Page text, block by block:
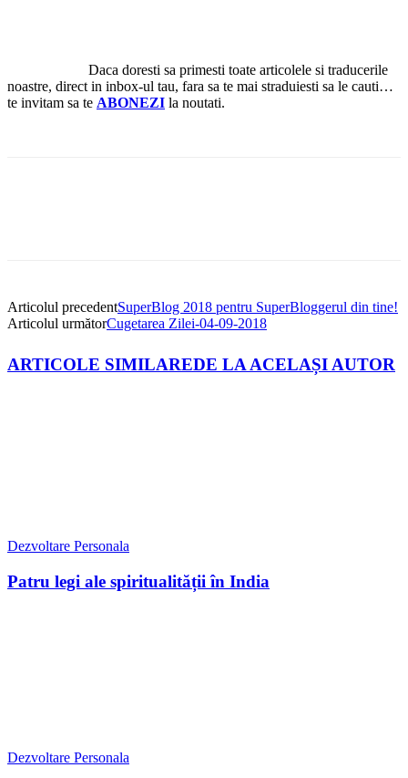
Daca doresti sa primesti toate articolele si traducerile
noastre, direct in inbox-ul tau, fara sa te mai straduiesti sa le cauti…
te invitam sa te ABONEZI la noutati.
Articolul precedentSuperBlog 2018 pentru SuperBloggerul din tine!
Articolul următorCugetarea Zilei-04-09-2018
ARTICOLE SIMILAREDE LA ACELAȘI AUTOR
Dezvoltare Personala
Patru legi ale spiritualității în India
Dezvoltare Personala